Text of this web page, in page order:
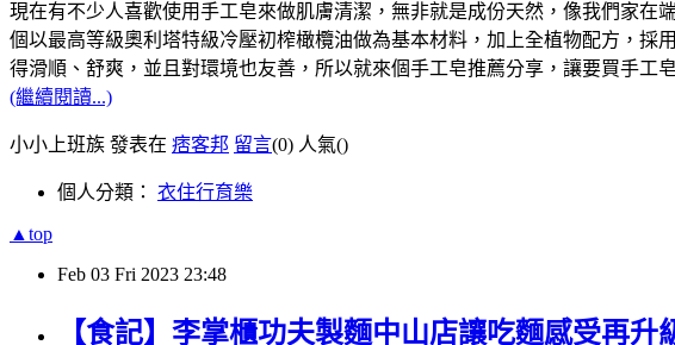
現在有不少人喜歡使用手工皂來做肌膚清潔，無非就是成份天然，像我們家在
個以最高等級奧利塔特級冷壓初榨橄欖油做為基本材料，加上全植物配方，採
得滑順、舒爽，並且對環境也友善，所以就來個手工皂推薦分享，讓要買手工
(繼續閱讀...)
小小上班族 發表在 痞客邦 留言(0) 人氣()
個人分類： 衣住行育樂
▲top
Feb 03 Fri 2023 23:48
【食記】李掌櫃功夫製麵中山店讓吃麵感受再